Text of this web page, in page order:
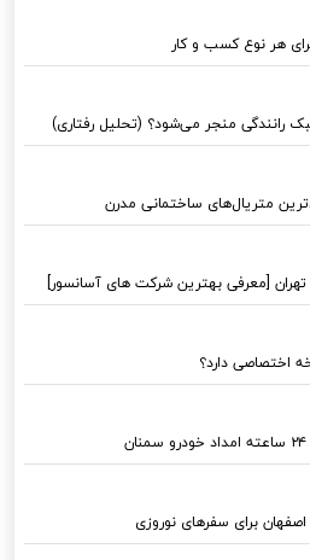
هر نوع کسب‌ و کار
رانندگی منجر می‌شود؟ (تحلیل رفتاری)
متریال‌های ساختمانی مدرن
[معرفی بهترین شرکت های آسانسور]
اختصاصی دارد؟
برای سفرهای نوروزی